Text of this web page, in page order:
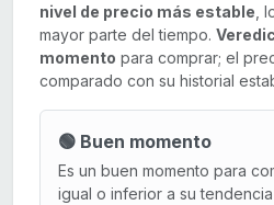
nivel de precio más estable ,
mayor parte del tiempo.
momento para comprar; el
comparado con su historial
🟢 Buen momento
Es un buen momento para
igual o inferior a su